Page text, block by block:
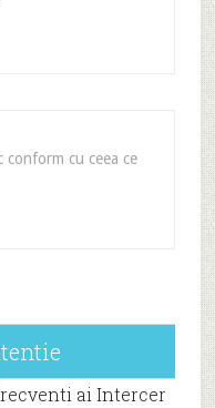
conform cu ceea ce
ai Intercer